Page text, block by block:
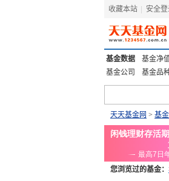
收藏本站 安全
基金数据 基金净
基金公司
基金品
天天基金网 > 基
您浏览过的基金：